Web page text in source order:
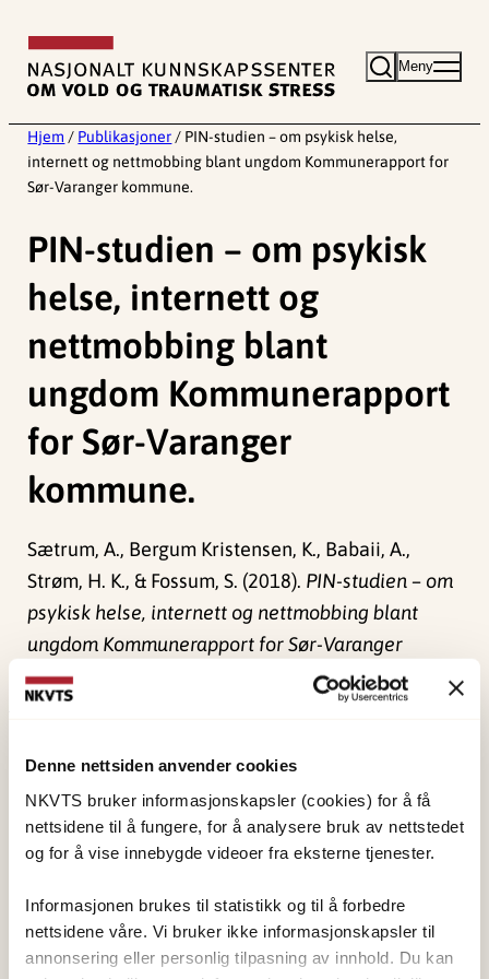
Denne nettsiden anvender cookies
NKVTS bruker informasjonskapsler (cookies) for å få
nettsidene til å fungere, for å analysere bruk av nettstedet
og for å vise innebygde videoer fra eksterne tjenester.
Informasjonen brukes til statistikk og til å forbedre
nettsidene våre. Vi bruker ikke informasjonskapsler til
annonsering eller personlig tilpasning av innhold. Du kan
innhold
Meny
Hjem / Publikasjoner / PIN-studien – om psykisk helse,
internett og nettmobbing blant ungdom Kommunerapport for
Sør-Varanger kommune.
PIN-studien – om psykisk
helse, internett og
nettmobbing blant
ungdom Kommunerapport
for Sør-Varanger
kommune.
Sætrum, A., Bergum Kristensen, K., Babaii, A.,
Strøm, H. K., & Fossum, S. (2018). PIN-studien – om
psykisk helse, internett og nettmobbing blant
ungdom Kommunerapport for Sør-Varanger
kommune.
Sist redigert:7. august 2026
NKVTS utvikler og sprer kunnskap og kompetanse
om vold og traumatisk stress. Formålet er å bidra